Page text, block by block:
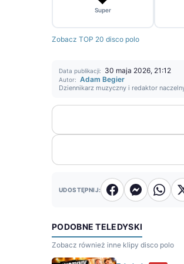
Super
Zobacz TOP 20 disco polo
Data publikacji: 30 maja 2026, 21:12
Autor: Adam Begier
Dziennikarz muzyczny i redaktor
UDOSTĘPNIJ:
PODOBNE TELEDYSKI
Zobacz również inne klipy disco polo